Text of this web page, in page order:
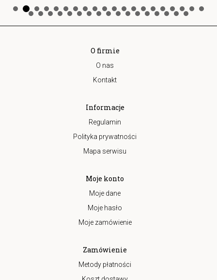
O firmie
O nas
Kontakt
Informacje
Regulamin
Polityka prywatności
Mapa serwisu
Moje konto
Moje dane
Moje hasło
Moje zamówienie
Zamówienie
Metody płatności